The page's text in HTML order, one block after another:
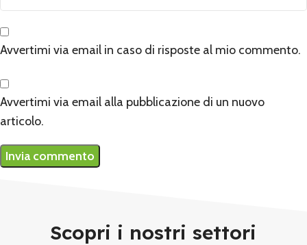
Avvertimi via email in caso di risposte al mio commento.
Avvertimi via email alla pubblicazione di un nuovo
articolo.
Scopri i nostri settori